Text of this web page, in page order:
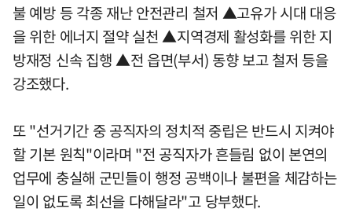
불 예방 등 각종 재난 안전관리 철저 ▲고유가 시대 대응
을 위한 에너지 절약 실천 ▲지역경제 활성화를 위한 지
방재정 신속 집행 ▲전 읍면(부서) 동향 보고 철저 등을
강조했다.
또 "선거기간 중 공직자의 정치적 중립은 반드시 지켜야
할 기본 원칙"이라며 "전 공직자가 흔들림 없이 본연의
업무에 충실해 군민들이 행정 공백이나 불편을 체감하는
일이 없도록 최선을 다해달라"고 당부했다.